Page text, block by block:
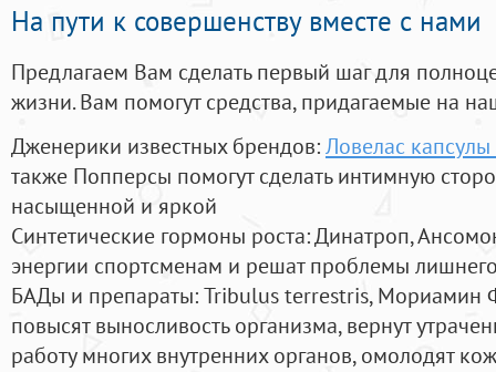
На пути к совершенству вместе с нами
Предлагаем Вам сделать первый шаг для
жизни. Вам помогут средства, придагаемые на
Дженерики известных брендов:Ловелас
также Попперсы помогут сделать интимную
насыщенной и яркой
Синтетические гормоны роста: Динатроп,
энергии спортсменам и решат проблемы
БАДы и препараты:Tribulus terrestris, Мориамин
повысят выносливость организма, вернут
работу многих внутренних органов, омолодят